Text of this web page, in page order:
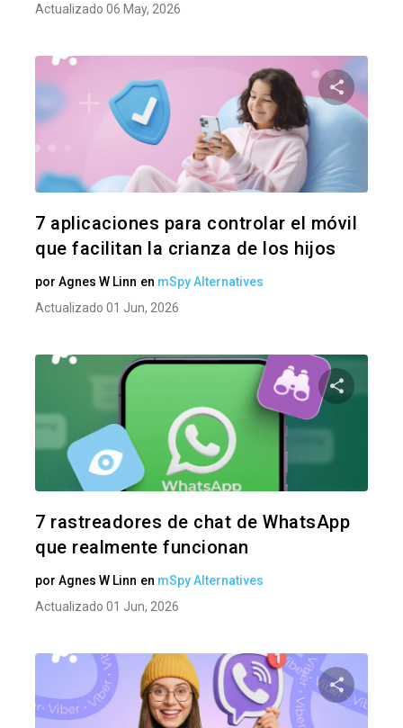
Actualizado 06 May, 2026
7 aplicaciones para controlar el móvil
que facilitan la crianza de los hijos
por Agnes W Linn en mSpy Alternatives
Actualizado 01 Jun, 2026
7 rastreadores de chat de WhatsApp
que realmente funcionan
por Agnes W Linn en mSpy Alternatives
Actualizado 01 Jun, 2026